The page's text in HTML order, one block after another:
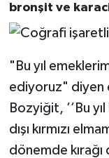
bronşit ve
"Bu yıl
ediyoruz" diyen
Bozyiğit, ’’Bu
dışı kırmızı
dönemde kırağı